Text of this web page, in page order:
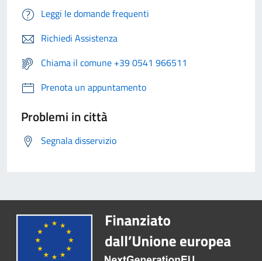
Leggi le domande frequenti
Richiedi Assistenza
Chiama il comune +39 0541 966511
Prenota un appuntamento
Problemi in città
Segnala disservizio